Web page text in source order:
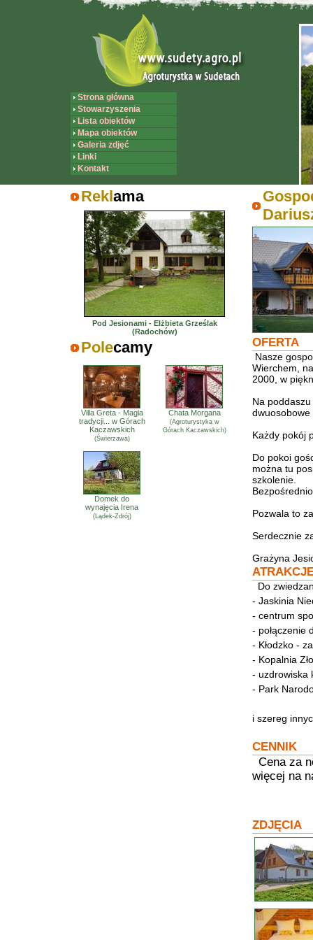
Strona główna
Stowarzyszenia
Lista obiektów
Mapa obiektów
Galeria zdjęć
Linki
Kontakt
Reklama
Pod Jesionami - Elżbieta Grześlak
(Radochów)
Polecamy
Villa Greta - Magia
tradycji... w Górach
Kaczawskich
(Świerzawa)
Chata Morgana
(Agroturystyka w
Górach Kaczawskich)
Domek do
wynajęcia Irena
(Lądek-Zdrój)
OFERTA
Nasze
Wierchem,
2000, w
Na
Każdy pokój
Do pokoi
można tu
szkolenie.
Pozwala to
Serdecznie
Grażyna
Do
- Jaskinia
- centrum
- połączenie
- Kłodzko -
- Kopalnia
- uzdrowiska
- Park
i szereg
CENNIK
Cena za
więcej na
ZDJĘCIA